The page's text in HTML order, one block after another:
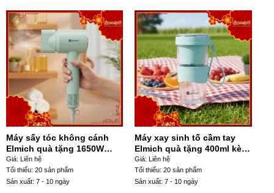
Máy sấy tóc không cánh
Elmich quà tặng 1650W
màu xanh mint MST-06
Giá: Liên hệ
Tối thiểu: 20 sản phẩm
Sản xuất: 7 - 10 ngày
Máy xay sinh tố cầm tay
Elmich quà tặng 400ml kèm
quai xách MXCT-01
Giá: Liên hệ
Tối thiểu: 20 sản phẩm
Sản xuất: 7 - 10 ngày